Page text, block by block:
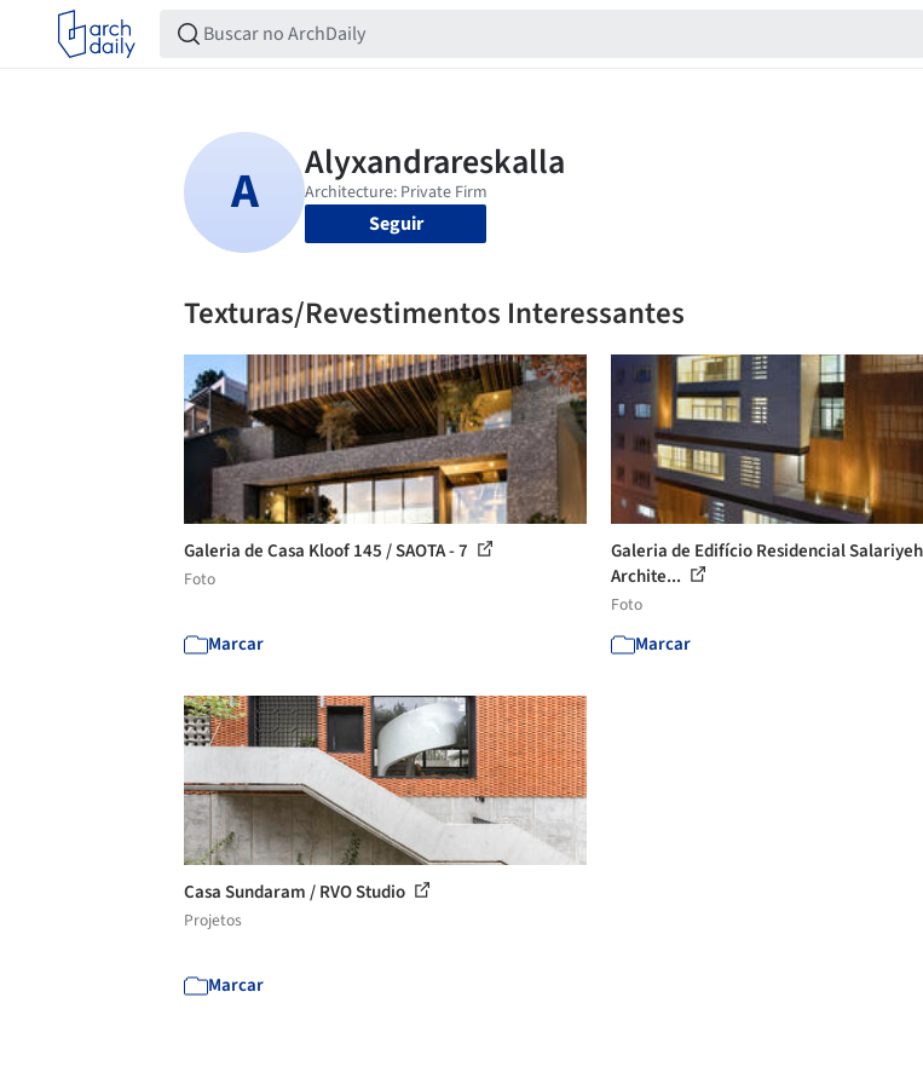
Seguir
Texturas/Revestimentos Interessantes
Galeria de Casa Kloof 145 / SAOTA - 7
Foto
Marcar
Galeria de Edifício Residencial
Archite...
Foto
Marcar
Casa Sundaram / RVO Studio
Projetos
Marcar